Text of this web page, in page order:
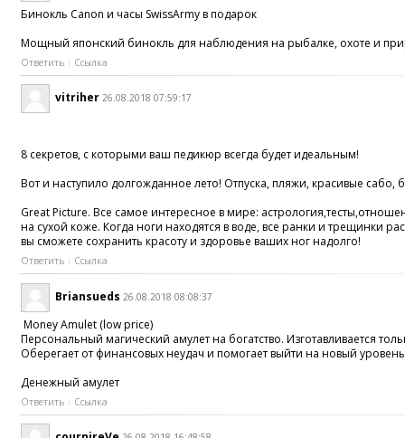
Бинокль Canon и часы SwissArmy в подарок
Мощный японский бинокль для наблюдения на рыбалке, охоте и
Ответить Ссылка
vitriher 26.08.2018 07:59:17
8 секретов, с которыми ваш педикюр всегда будет идеальным!
Вот и наступило долгожданное лето! Отпуска, пляжи, красивые
Great Picture. Все самое интересное в мире:
на сухой коже. Когда ноги находятся в воде, все ранки и трещинки
вы сможете сохранить красоту и здоровье ваших ног надолго!
Ответить Ссылка
Briansueds 26.08.2018 08:08:37
Money Amulet (low price)
Персональный магический амулет на богатство. Изготавливается
Оберегает от финансовых неудач и помогает выйти на новый
Денежный амулет
Ответить Ссылка